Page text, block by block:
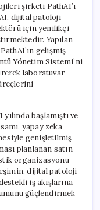
Patolojide
Yeni
Bir
Dönem
Başlatıyor
için
şirketi PathAI’ı
dijital patoloji
için yenilikçi
Yapılan
gelişmiş
Yönetim Sistemi’ni
laboratuvar
başlamıştı ve
yapay zeka
genişletilmiş
planlanan satın
organizasyonu
dijital patoloji
iş akışlarına
güçlendirmek